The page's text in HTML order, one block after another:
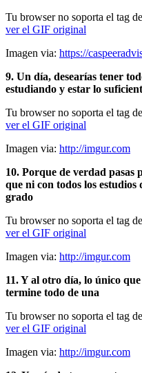
Tu browser no soporta el tag
ver el GIF original
Imagen via: https://
9. Un día, desearías tener
estudiando y estar lo
Tu browser no soporta el tag
ver el GIF original
Imagen via: http://imgur.com
10. Porque de verdad pasas
que ni con todos los
grado
Tu browser no soporta el tag
ver el GIF original
Imagen via: http://imgur.com
11. Y al otro día, lo único
termine todo de una
Tu browser no soporta el tag
ver el GIF original
Imagen via: http://imgur.com